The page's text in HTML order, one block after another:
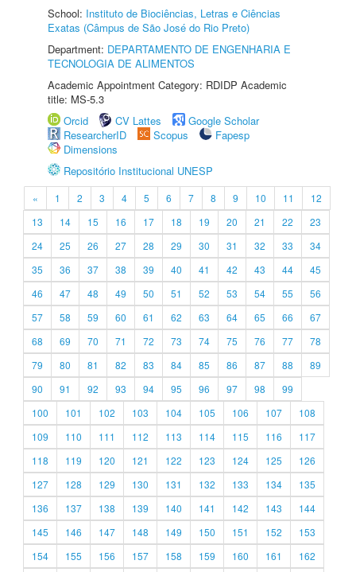
School: Instituto de Biociências, Letras e Ciências
Exatas (Câmpus de São José do Rio Preto)
Department: DEPARTAMENTO DE ENGENHARIA E
TECNOLOGIA DE ALIMENTOS
Academic Appointment Category: RDIDP Academic
title: MS-5.3
Orcid
CV Lattes
Google Scholar
ResearcherID
Scopus
Fapesp
Dimensions
Repositório Institucional UNESP
« 1 2 3 4 5 6 7 8 9 10 11
12
13
14 15 16 17 18 19 20 21 22
23
24
25 26 27 28 29 30 31 32 33
34
35
36 37 38 39 40 41 42 43 44
45
46
47 48 49 50 51 52 53 54 55
56
57
58 59 60 61 62 63 64 65 66
67
68
69 70 71 72 73 74 75 76 77
78
79
80 81 82 83 84 85 86 87 88
89
90
91 92 93 94 95 96 97 98
99
100
101 102 103 104 105 106 107
108
109
110 111 112 113 114 115 116
117
118
119 120 121 122 123 124 125
126
127
128 129 130 131 132 133 134
135
136
137 138 139 140 141 142 143
144
145
146 147 148 149 150 151 152
153
154
155 156 157 158 159 160 161
162